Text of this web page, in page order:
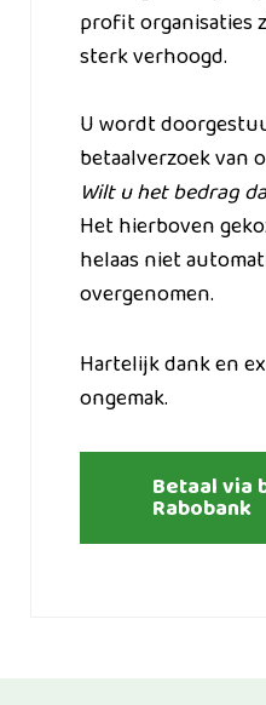
profit organisaties
sterk verhoogd.
U wordt
betaalverzoek van
Wilt u het bedrag
Het hierboven
helaas niet
overgenomen.
Hartelijk dank en
ongemak.
Betaal via
Rabobank